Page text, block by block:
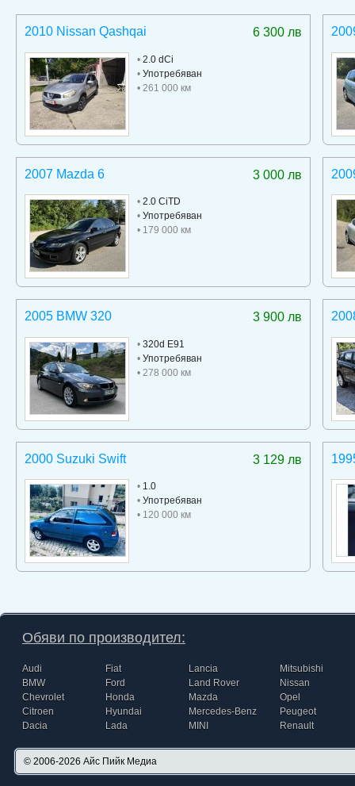
6 300 лв
2010 Nissan Qashqai
• 2.0 dCi
• Употребяван
• 261 000 км
3 000 лв
2007 Mazda 6
• 2.0 CiTD
• Употребяван
• 179 000 км
3 900 лв
2005 BMW 320
• 320d E91
• Употребяван
• 278 000 км
3 129 лв
2000 Suzuki Swift
• 1.0
• Употребяван
• 120 000 км
Обяви по производител:
Audi
BMW
Chevrolet
Citroen
Dacia
Fiat
Ford
Honda
Hyundai
Lada
Lancia
Land Rover
Mazda
Mercedes-Benz
MINI
Mitsubishi
Nissan
Opel
Peugeot
Renault
© 2006-2026 Айс Пийк Медиа